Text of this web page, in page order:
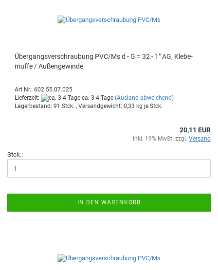
Über­gangs­ver­schrau­bung PVC/Ms d - G = 32 - 1" AG, Kle­be­
muf­fe / Au­ßen­ge­win­de
Art.Nr.: 602.55.07.025
Lieferzeit:
ca. 3-4 Tage (Ausland abweichend)
Lagerbestand: 91 Stck. , Versandgewicht: 0,33 kg je Stck.
20,11 EUR
inkl. 19% MwSt. zzgl. Versand
Stck.:
IN DEN WARENKORB